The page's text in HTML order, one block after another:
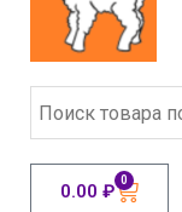
0.00 ₽ 0